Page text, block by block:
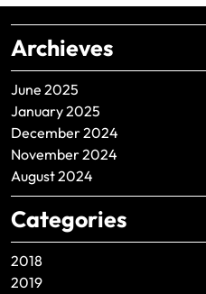
Archieves
June 2025
January 2025
December 2024
November 2024
August 2024
Categories
2018
2019